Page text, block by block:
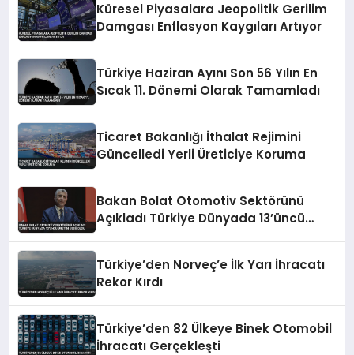
Küresel Piyasalara Jeopolitik Gerilim
Damgası Enflasyon Kaygıları Artıyor
Türkiye Haziran Ayını Son 56 Yılın En
Sıcak 11. Dönemi Olarak Tamamladı
Ticaret Bakanlığı İthalat Rejimini
Güncelledi Yerli Üreticiye Koruma
Bakan Bolat Otomotiv Sektörünü
Açıkladı Türkiye Dünyada 13’üncü
Türkiye’den Norveç’e İlk Yarı İhracatı
Rekor Kırdı
Türkiye’den 82 Ülkeye Binek Otomobil
İhracatı Gerçekleşti